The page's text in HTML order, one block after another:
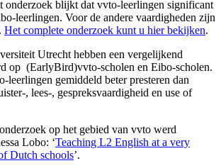
onderzoek blijkt dat vvto-leerlingen significant
leerlingen. Voor de andere vaardigheden zijn
Het complete onderzoek kunt u hier bekijken.
Utrecht hebben een vergelijkend
op (EarlyBird)vvto-scholen en Eibo-scholen.
gemiddeld beter presteren dan
, lees-, gespreksvaardigheid en use of
op het gebied van vvto werd
Lobo: ‘Teaching L2 English at a very
Dutch schools’.